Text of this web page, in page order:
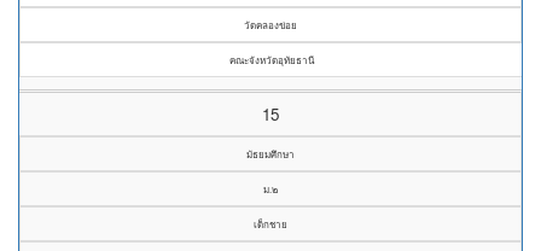
วัดคลองข่อย
คณะจังหวัดอุทัยธานี
15
มัธยมศึกษา
ม.๒
เด็กชาย